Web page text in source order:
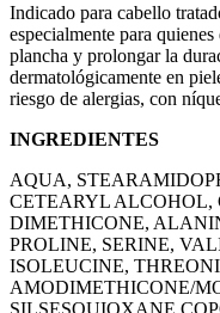
Indicado para cabello
especialmente para
plancha y prolongar la
dermatológicamente en
riesgo de alergias, con
INGREDIENTES
AQUA,
CETEARYL
DIMETHICONE,
PROLINE, SERINE,
ISOLEUCINE,
AMODIMETHICONE/
SILSESQUIOXANE